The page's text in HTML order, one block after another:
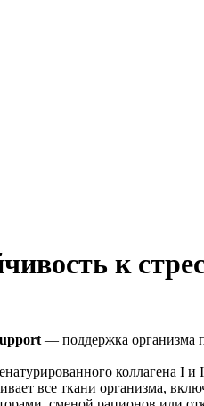
к
— поддержка организма
коллагена I
все ткани организма,